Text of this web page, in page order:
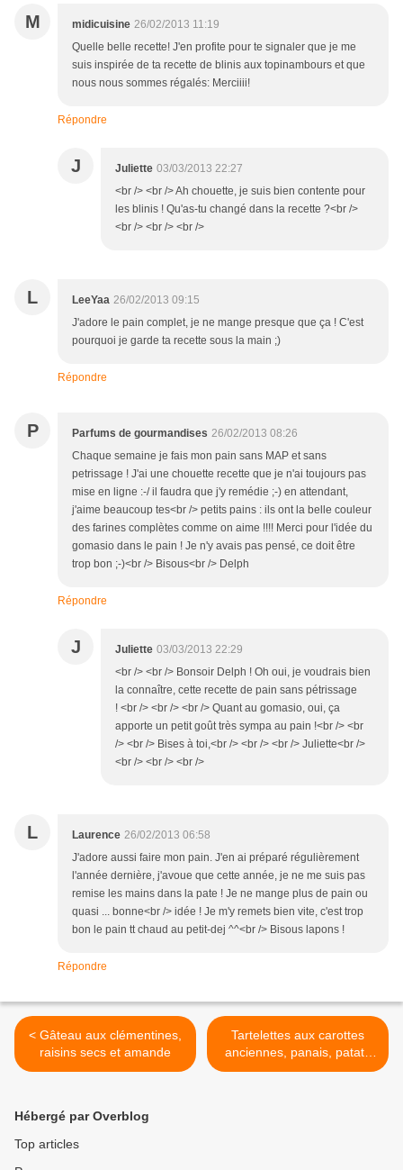
M midicuisine 26/02/2013 11:19
Quelle belle recette! J'en profite pour te signaler que je me
suis inspirée de ta recette de blinis aux topinambours et que
nous nous sommes régalés: Merciiii!
Répondre
J Juliette 03/03/2013 22:27
<br /> <br /> Ah chouette, je suis bien contente pour
les blinis ! Qu'as-tu changé dans la recette ?<br />
<br /> <br /> <br />
L LeeYaa 26/02/2013 09:15
J'adore le pain complet, je ne mange presque que ça ! C'est
pourquoi je garde ta recette sous la main ;)
Répondre
P Parfums de gourmandises 26/02/2013 08:26
Chaque semaine je fais mon pain sans MAP et sans
petrissage ! J'ai une chouette recette que je n'ai toujours pas
mise en ligne :-/ il faudra que j'y remédie ;-) en attendant,
j'aime beaucoup tes<br /> petits pains : ils ont la belle couleur
des farines complètes comme on aime !!!! Merci pour l'idée du
gomasio dans le pain ! Je n'y avais pas pensé, ce doit être
trop bon ;-)<br /> Bisous<br /> Delph
Répondre
J Juliette 03/03/2013 22:29
<br /> <br /> Bonsoir Delph ! Oh oui, je voudrais bien
la connaître, cette recette de pain sans pétrissage
! <br /> <br /> <br /> Quant au gomasio, oui, ça
apporte un petit goût très sympa au pain !<br /> <br
/> <br /> Bises à toi,<br /> <br /> <br /> Juliette<br />
<br /> <br /> <br />
L Laurence 26/02/2013 06:58
J'adore aussi faire mon pain. J'en ai préparé régulièrement
l'année dernière, j'avoue que cette année, je ne me suis pas
remise les mains dans la pate ! Je ne mange plus de pain ou
quasi ... bonne<br /> idée ! Je m'y remets bien vite, c'est trop
bon le pain tt chaud au petit-dej ^^<br /> Bisous lapons !
Répondre
< Gâteau aux clémentines,
raisins secs et amande
Tartelettes aux carottes
anciennes, panais, patate
douce et pavot { ✿ ✿ ✿ } >
Hébergé par Overblog
Top articles